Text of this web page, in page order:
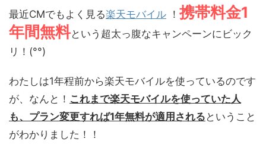
最近CMでもよく見る楽天モバイル ！ 携帯料金1
年間無料という超太っ腹なキャンペーンにビック
リ！(°°)
わたしは1年程前から楽天モバイルを使っているのです
が、なんと！ これまで楽天モバイルを使っていた人
も、プラン変更すれば1年無料が適用される ということ
がわかりました！！